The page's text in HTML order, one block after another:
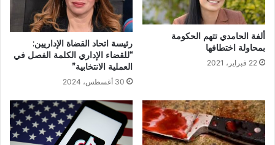
ألفة الحامدي تتهم الحكومة
بمحاولة اختطافها
22 فبراير، 2021
رئيسة اتحاد القضاة الإداريين:
“للقضاء الإداري الكلمة الفصل في
العملية الانتخابية”
30 أغسطس، 2024